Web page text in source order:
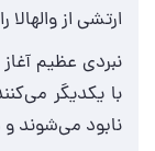
ارتشی از
نبردی عظیم
با یکدیگر
نابود می‌شوند